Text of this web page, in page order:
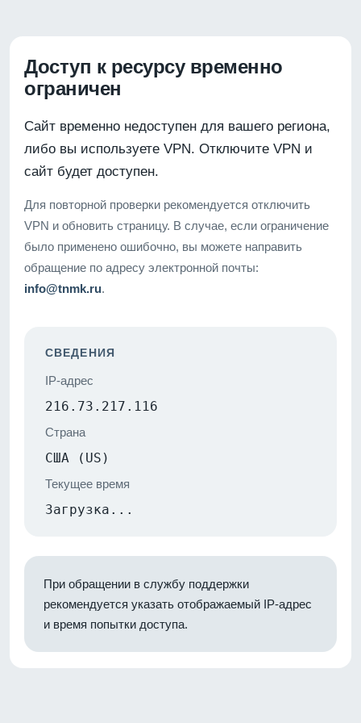
Доступ к ресурсу временно
ограничен
Сайт временно недоступен для вашего региона,
либо вы используете VPN. Отключите VPN и
сайт будет доступен.
Для повторной проверки рекомендуется отключить
VPN и обновить страницу. В случае, если ограничение
было применено ошибочно, вы можете направить
обращение по адресу электронной почты:
info@tnmk.ru.
СВЕДЕНИЯ
IP-адрес
216.73.217.116
Страна
США (US)
Текущее время
Загрузка...
При обращении в службу поддержки
рекомендуется указать отображаемый IP-адрес
и время попытки доступа.